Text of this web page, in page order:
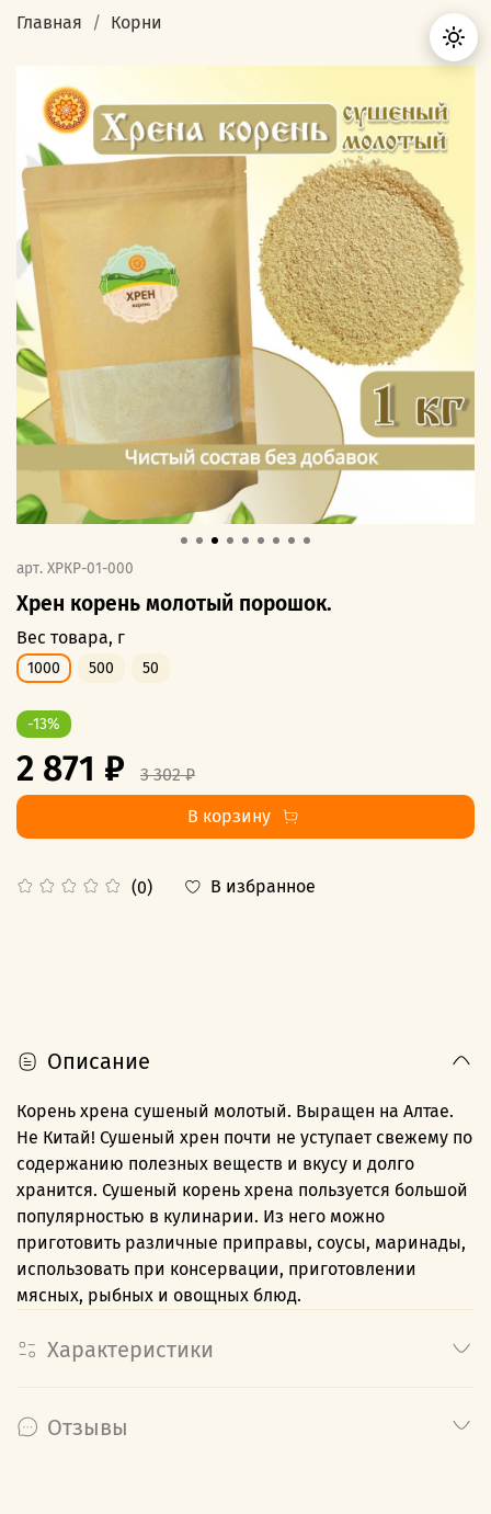
Главная Корни
арт. ХРКР-01-000
Хрен корень молотый порошок.
(0) В избранное
Вес товара, г
1000 500 50
-13%
2 871 ₽
3 302 ₽
В корзину
Описание
Корень хрена сушеный молотый. Выращен на Алтае.
Не Китай! Сушеный хрен почти не уступает свежему по
содержанию полезных веществ и вкусу и долго
хранится. Сушеный корень хрена пользуется большой
популярностью в кулинарии. Из него можно
приготовить различные приправы, соусы, маринады,
использовать при консервации, приготовлении
мясных, рыбных и овощных блюд.
Характеристики
Отзывы